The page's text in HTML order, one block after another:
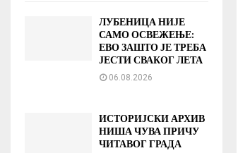
ЛУБЕНИЦА НИЈЕ
САМО ОСВЕЖЕЊЕ:
ЕВО ЗАШТО ЈЕ ТРЕБА
ЈЕСТИ СВАКОГ ЛЕТА
06.08.2026
ИСТОРИЈСКИ АРХИВ
НИША ЧУВА ПРИЧУ
ЧИТАВОГ ГРАДА